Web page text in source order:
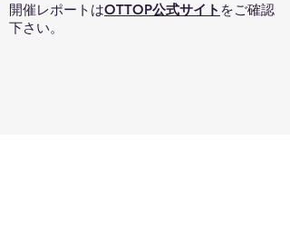
開催レポートはOTTOP公式サイト をご確認
下さい。